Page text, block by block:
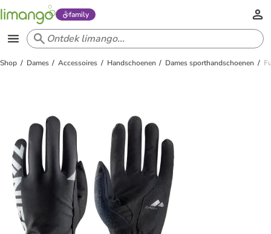
family
Shop Dames Accessoires Handschoenen Dames sporthandschoenen